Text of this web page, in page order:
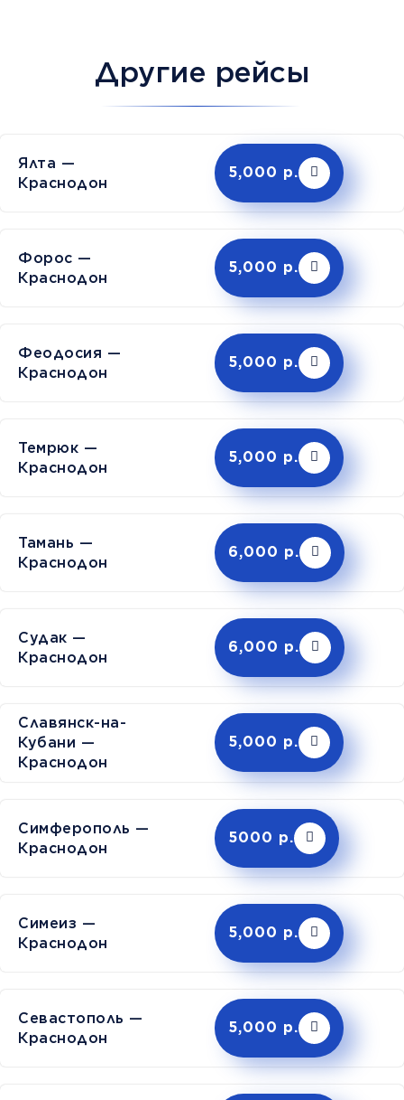
Другие рейсы
Ялта —
Краснодон
5,000 р.
Форос —
Краснодон
5,000 р.
Феодосия —
Краснодон
5,000 р.
Темрюк —
Краснодон
5,000 р.
Тамань —
Краснодон
6,000 р.
Судак —
Краснодон
6,000 р.
Славянск-на-
Кубани —
Краснодон
5,000 р.
Симферополь —
Краснодон
5000 р.
Симеиз —
Краснодон
5,000 р.
Севастополь —
Краснодон
5,000 р.